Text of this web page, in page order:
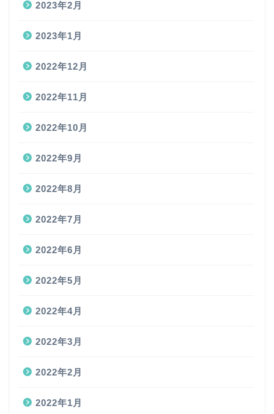
2023年2月
2023年1月
2022年12月
2022年11月
2022年10月
2022年9月
2022年8月
2022年7月
2022年6月
2022年5月
2022年4月
2022年3月
2022年2月
2022年1月